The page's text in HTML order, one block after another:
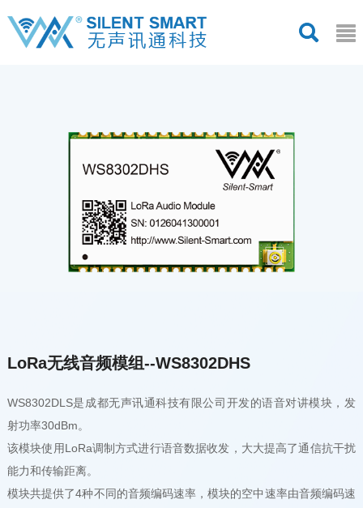
LoRa无线音频模组--WS8302DHS
WS8302DLS是成都无声讯通科技有限公司开发的语音对讲模块，发
射功率30dBm。
该模块使用LoRa调制方式进行语音数据收发，大大提高了通信抗干扰
能力和传输距离。
模块共提供了4种不同的音频编码速率，模块的空中速率由音频编码速